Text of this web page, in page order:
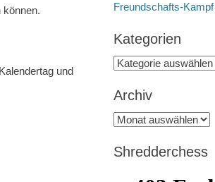
können.
und
Freundschafts-
Kategorien
Kategorien
Archiv
Archiv
Shredderchess